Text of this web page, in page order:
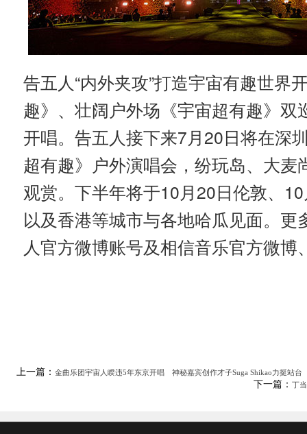
告五人“内外夹攻”打造宇宙有趣世界
趣》、壮阔户外场《宇宙超有趣》
开唱。告五人接下来7月20日将在深
超有趣》户外演唱会，纷玩岛、大
观赏。下半年将于10月20日伦敦、
以及香港等城市与各地哈瓜见面。
人官方微博账号及相信音乐官方微博
上一篇： 金曲乐团宇宙人睽违5年东京开唱 神秘嘉宾创作才子Suga Shikao力挺站台
下一篇： 丁